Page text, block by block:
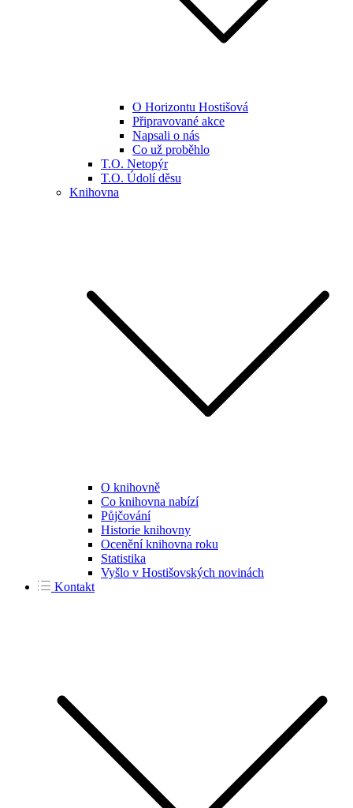
O Horizontu Hostišová
Připravované akce
Napsali o nás
Co už proběhlo
T.O. Netopýr
T.O. Údolí děsu
Knihovna
O knihovně
Co knihovna nabízí
Půjčování
Historie knihovny
Ocenění knihovna roku
Statistika
Vyšlo v Hostišovských novinách
Kontakt